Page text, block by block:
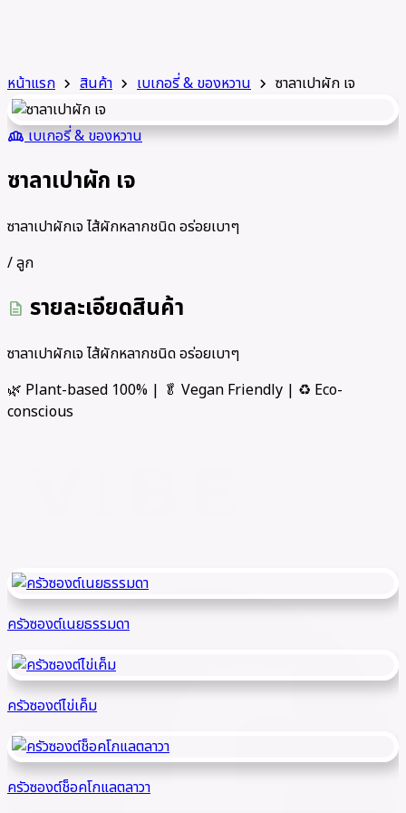
callLINE
หน้าแรก chevron_right สินค้า chevron_right เบเกอรี่ & ของหวาน chevron_right ซาลาเปาผัก เจ
bakery_diningเบเกอรี่ & ของหวาน
ซาลาเปาผัก เจ
ซาลาเปาผักเจ ไส้ผักหลากชนิด อร่อยเบาๆ
/ ลูก
description รายละเอียดสินค้า
ซาลาเปาผักเจ ไส้ผักหลากชนิด อร่อยเบาๆ
🌿 Plant-based 100% | 🥬 Vegan Friendly | ♻️ Eco-
conscious